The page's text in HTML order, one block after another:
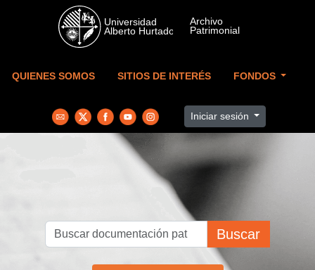
Skip to main content
QUIENES SOMOS SITIOS DE INTERÉS FONDOS
Iniciar sesión
Buscar